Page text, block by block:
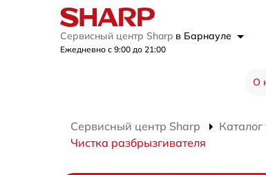
Сервисный центр Sharp в Барнауле
Ежедневно с 9:00 до 21:00
О
Сервисный центр Sharp Каталог
Чистка разбрызгивателя